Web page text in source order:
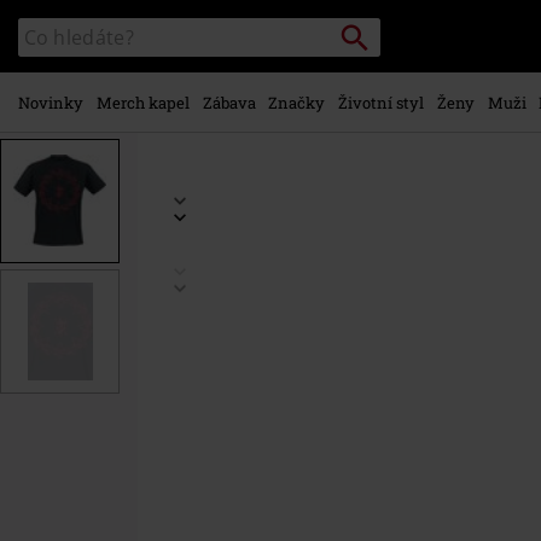
hlavnímu
obsahu
Katalog
vyhledávání
Vyhledávání
Novinky Merch kapel Zábava Značky Životní styl Ženy Muži
www.emp-
p/the-